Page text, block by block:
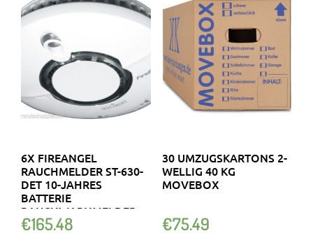
6X FIREANGEL
RAUCHMELDER ST-630-
DET 10-JAHRES
BATTERIE
RAUCHWARNMELDER
€165.48
30 UMZUGSKARTONS 2-
WELLIG 40 KG
MOVEBOX
€75.49